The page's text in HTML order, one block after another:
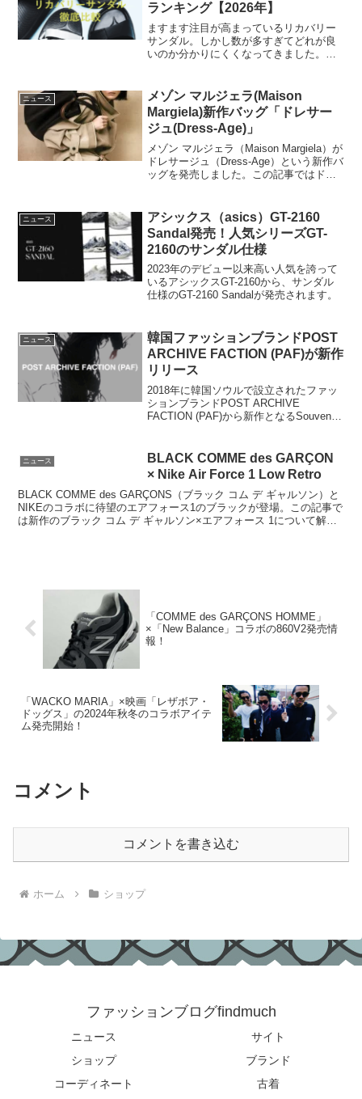
ランキング【2026年】
ますます注目が高まっているリカバリー
サンダル。しかし数が多すぎてどれが良
いのか分かりにくくなってきました。こ
に分けておすすめを紹介します。リカバ
リーサンダルとは簡単に...
ニュース
メゾン マルジェラ(Maison
Margiela)新作バッグ「ドレサー
ジュ(Dress-Age)」
メゾン マルジェラ（Maison Margiela）が
ドレサージュ（Dress-Age）という新作バ
ッグを発売しました。この記事ではドレ
マルジェラの...
ニュース
アシックス（asics）GT-2160
Sandal発売！人気シリーズGT-
2160のサンダル仕様
2023年のデビュー以来高い人気を誇って
いるアシックスGT-2160から、サンダル
仕様のGT-2160 Sandalが発売されます。
ニュース
韓国ファッションブランドPOST
ARCHIVE FACTION (PAF)が新作
リリース
2018年に韓国ソウルで設立されたファッ
ションブランドPOST ARCHIVE
FACTION (PAF)から新作となるSouvenir
着想を得たS...
ニュース
BLACK COMME des GARÇON
× Nike Air Force 1 Low Retro
BLACK COMME des GARÇONS（ブラック コム デ ギャルソン）と
NIKEのコラボに待望のエアフォース1のブラックが登場。この記事で
は新作のブラック コム デ ギャルソン×エアフォース 1について解説
「COMME des GARÇONS HOMME」
×「New Balance」コラボの860V2発売情
報！
「WACKO MARIA」×映画「レザボア・
ドッグス」の2024年秋冬のコラボアイテ
ム発売開始！
コメント
コメントを書き込む
ホーム ショップ
ファッションブログfindmuch
ニュース
サイト
ショップ
ブランド
コーディネート
古着